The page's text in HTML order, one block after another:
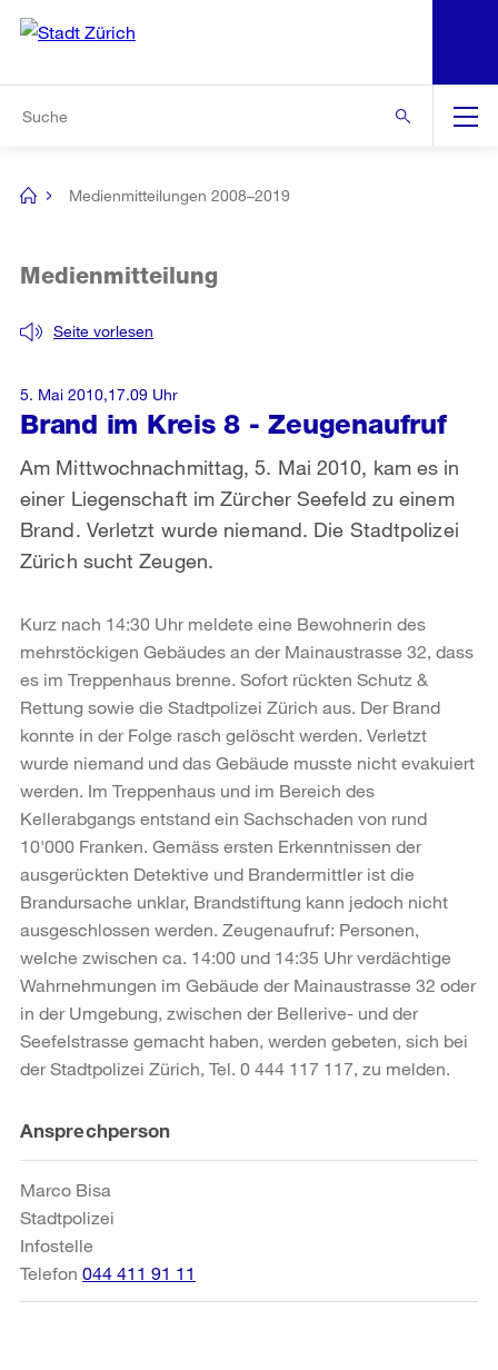
Navigation
[no
Medienmitteilungen 2008–2019
Brand im Kreis 8 - Zeugenaufruf
Seite vorlesen
Medienmitteilung
Am Mittwochnachmittag, 5. Mai 2010, kam es in
einer Liegenschaft im Zürcher Seefeld zu einem
Brand. Verletzt wurde niemand. Die Stadtpolizei
Zürich sucht Zeugen.
5. Mai 2010,17.09 Uhr
Kurz nach 14:30 Uhr meldete eine Bewohnerin des
mehrstöckigen Gebäudes an der Mainaustrasse 32, dass
es im Treppenhaus brenne. Sofort rückten Schutz &
Rettung sowie die Stadtpolizei Zürich aus. Der Brand
konnte in der Folge rasch gelöscht werden. Verletzt
wurde niemand und das Gebäude musste nicht evakuiert
werden. Im Treppenhaus und im Bereich des
Kellerabgangs entstand ein Sachschaden von rund
10'000 Franken. Gemäss ersten Erkenntnissen der
ausgerückten Detektive und Brandermittler ist die
Brandursache unklar, Brandstiftung kann jedoch nicht
ausgeschlossen werden. Zeugenaufruf: Personen,
welche zwischen ca. 14:00 und 14:35 Uhr verdächtige
Wahrnehmungen im Gebäude der Mainaustrasse 32 oder
in der Umgebung, zwischen der Bellerive- und der
Seefelstrasse gemacht haben, werden gebeten, sich bei
der Stadtpolizei Zürich, Tel. 0 444 117 117, zu melden.
Weitere
Informationen
Ansprechperson
Marco Bisa
Stadtpolizei
Infostelle
Telefon 044 411 91 11